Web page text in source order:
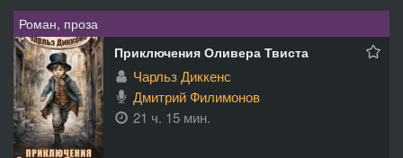
Роман, проза
Приключения Оливера Твиста
Чарльз Диккенс
Дмитрий Филимонов
21 ч. 15 мин.